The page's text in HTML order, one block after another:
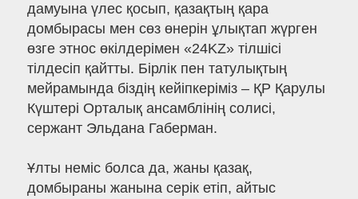
дамуына үлес қосып, қазақтың қара
домбырасы мен сөз өнерін ұлықтап жүрген
өзге этнос өкілдерімен «24KZ» тілшісі
тілдесіп қайтты. Бірлік пен татулықтың
мейрамында біздің кейіпкеріміз – ҚР Қарулы
Күштері Орталық ансамблінің солисі,
сержант Эльдана Габерман.
Ұлты неміс болса да, жаны қазақ,
домбыраны жанына серік етіп, айтыс